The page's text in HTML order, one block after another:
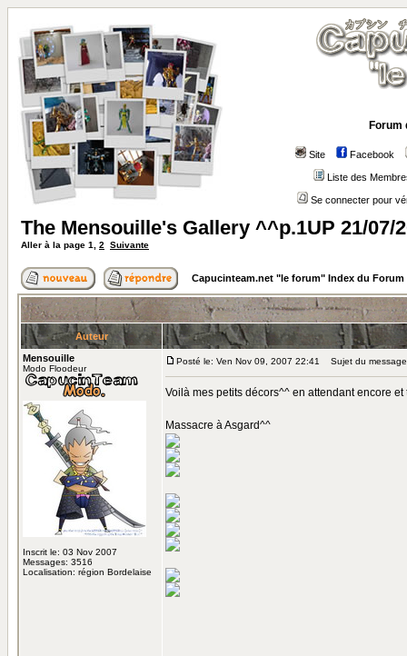
Forum
Site Facebook
Liste des
Se connecter pour
The Mensouille's Gallery ^^p.1UP 21/07/
Aller à la page 1 2 Suivante
Capucinteam.net "le forum" Index du Forum
Auteur
Mensouille
Modo Floodeur
Inscrit le: 03 Nov 2007
Messages: 3516
Localisation: région Bordelaise
Posté le: Ven Nov 09, 2007 22:41 Sujet du
Voilà mes petits décors^^ en attendant encore
Massacre à Asgard^^